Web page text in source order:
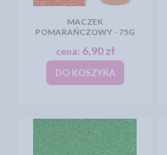
MACZEK
POMARAŃCZOWY - 75G
cena: 6,90 zł
DO KOSZYKA